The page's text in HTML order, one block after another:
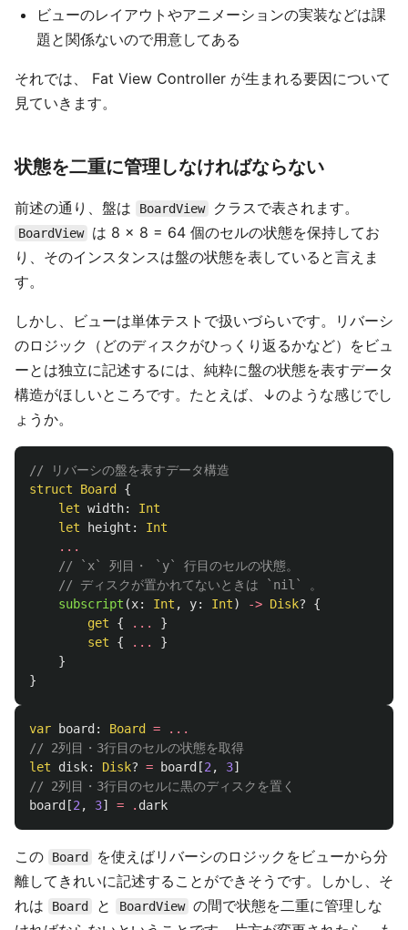
ビューのレイアウトやアニメーションの実装などは課
題と関係ないので用意してある
それでは、 Fat View Controller が生まれる要因について
見ていきます。
状態を二重に管理しなければならない
前述の通り、盤は BoardView クラスで表されます。
BoardView
は 8 × 8 = 64 個のセルの状態を保持してお
り、そのインスタンスは盤の状態を表していると言えま
す。
しかし、ビューは単体テストで扱いづらいです。リバーシ
のロジック（どのディスクがひっくり返るかなど）をビュ
ーとは独立に記述するには、純粋に盤の状態を表すデータ
構造がほしいところです。たとえば、↓のような感じでし
ょうか。
// リバーシの盤を表すデータ構造
struct
Board
{
let width:
Int
let
height :
Int
...
// `x` 列目・ `y` 行目のセルの状態。
// ディスクが置かれてないときは `nil` 。
subscript (x: Int , y: Int) -> Disk?
{
get
{ ...
}
set
{ ...
}
}
}
var board : Board =
...
// 2列目・3行目のセルの状態を取得
let
disk: Disk? = board [2 , 3]
// 2列目・3行目のセルに黒のディスクを置く
board [2 , 3] = . dark
この Board
を使えばリバーシのロジックをビューから分
離してきれいに記述することができそうです。しかし、そ
れは
Board と BoardView の間で状態を二重に管理しな